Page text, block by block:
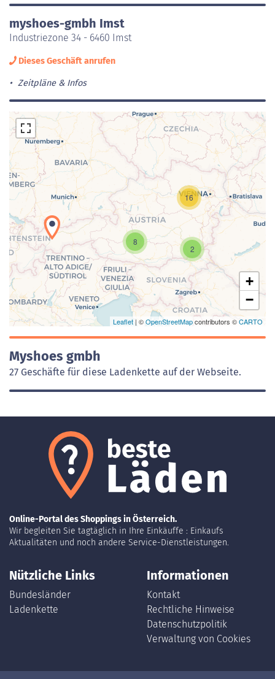
myshoes-gmbh Imst
Industriezone 34 - 6460 Imst
Dieses Geschäft anrufen
Zeitpläne & Infos
Laden der Karte...
2
8
16
+
−
Leaflet | ©OpenStreetMapcontributors ©CARTO
Myshoes gmbh
27 Geschäfte für diese Ladenkette auf der Webseite.
Online-Portal des Shoppings in Österreich.
Wir begleiten Sie tagtäglich in Ihre Einkäuffe : Einkaufs
Aktualitäten und noch andere Service-Dienstleistungen.
Nützliche Links
Bundesländer
Ladenkette
Informationen
Kontakt
Rechtliche Hinweise
Datenschutzpolitik
Verwaltung von Cookies